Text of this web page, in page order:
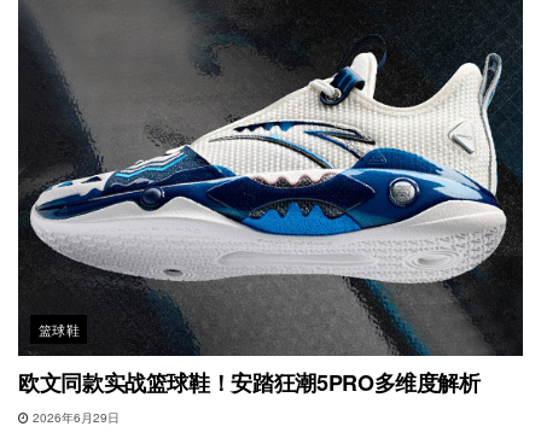
篮球鞋
欧文同款实战篮球鞋！安踏狂潮5PRO多维度解析
2026年6月29日